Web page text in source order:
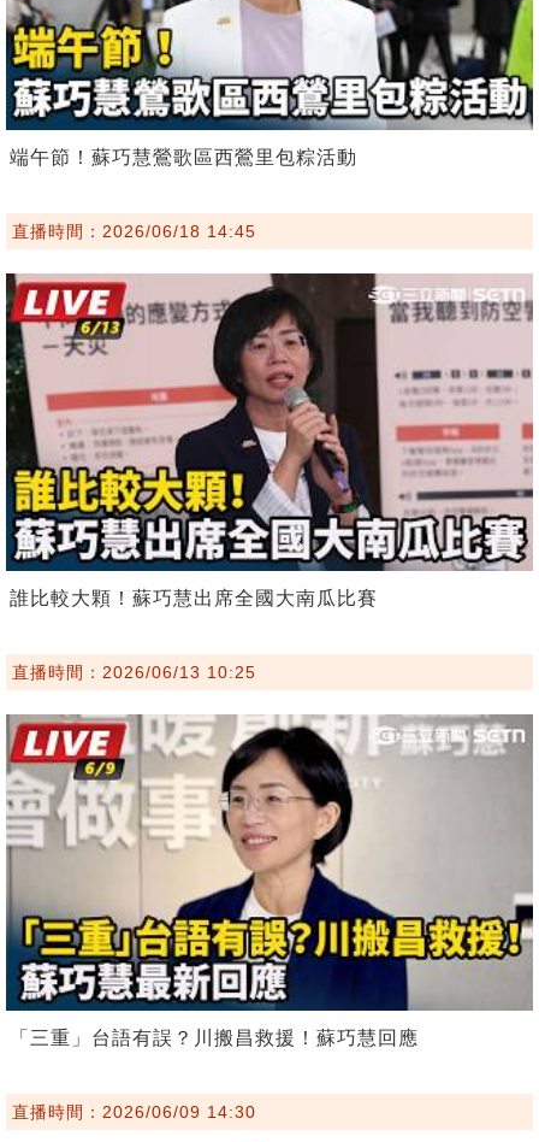
端午節！蘇巧慧鶯歌區西鶯里包粽活動
直播時間：2026/06/18 14:45
誰比較大顆！蘇巧慧出席全國大南瓜比賽
直播時間：2026/06/13 10:25
「三重」台語有誤？川搬昌救援！蘇巧慧回應
直播時間：2026/06/09 14:30